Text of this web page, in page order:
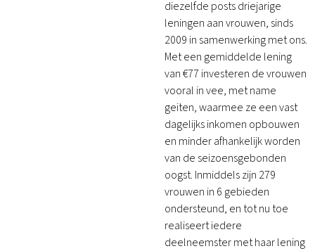
diezelfde posts driejarige
leningen aan vrouwen, sinds
2009 in samenwerking met ons.
Met een gemiddelde lening
van €77 investeren de vrouwen
vooral in vee, met name
geiten, waarmee ze een vast
dagelijks inkomen opbouwen
en minder afhankelijk worden
van de seizoensgebonden
oogst. Inmiddels zijn 279
vrouwen in 6 gebieden
ondersteund, en tot nu toe
realiseert iedere
deelneemster met haar lening